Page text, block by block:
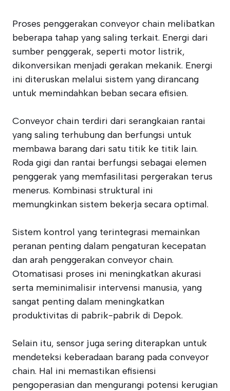
Proses penggerakan conveyor chain melibatkan
beberapa tahap yang saling terkait. Energi dari
sumber penggerak, seperti motor listrik,
dikonversikan menjadi gerakan mekanik. Energi
ini diteruskan melalui sistem yang dirancang
untuk memindahkan beban secara efisien.
Conveyor chain terdiri dari serangkaian rantai
yang saling terhubung dan berfungsi untuk
membawa barang dari satu titik ke titik lain.
Roda gigi dan rantai berfungsi sebagai elemen
penggerak yang memfasilitasi pergerakan terus
menerus. Kombinasi struktural ini
memungkinkan sistem bekerja secara optimal.
Sistem kontrol yang terintegrasi memainkan
peranan penting dalam pengaturan kecepatan
dan arah penggerakan conveyor chain.
Otomatisasi proses ini meningkatkan akurasi
serta meminimalisir intervensi manusia, yang
sangat penting dalam meningkatkan
produktivitas di pabrik-pabrik di Depok.
Selain itu, sensor juga sering diterapkan untuk
mendeteksi keberadaan barang pada conveyor
chain. Hal ini memastikan efisiensi
pengoperasian dan mengurangi potensi kerugian